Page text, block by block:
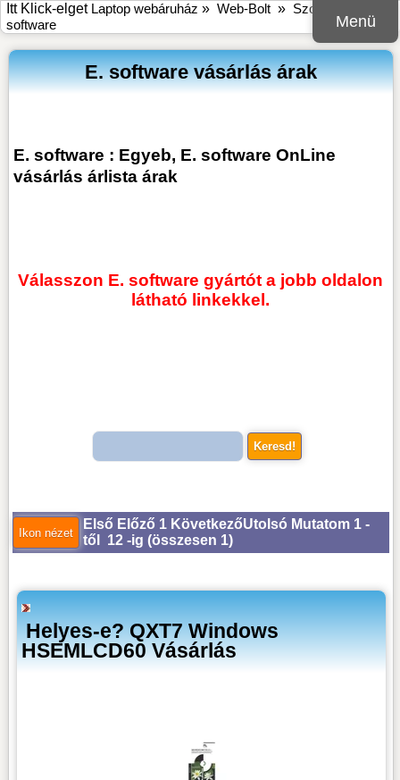
Menü
Itt Klick-elget Laptop webáruház » Web-Bolt » Szoftver
software
E. software vásárlás árak
E. software : Egyeb, E. software OnLine
vásárlás árlista árak
Válasszon E. software gyártót a jobb oldalon
látható linkekkel.
Első Előző 1 KövetkezőUtolsó Mutatom 1 -
től 12 -ig (összesen 1)
Helyes-e? QXT7 Windows
HSEMLCD60 Vásárlás